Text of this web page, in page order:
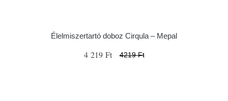
Élelmiszertartó doboz Cirqula – Mepal
4 219 Ft 4219 Ft